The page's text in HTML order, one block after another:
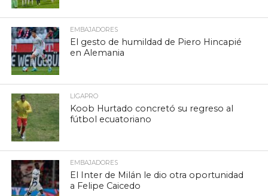
EMBAJADORES
El gesto de humildad de Piero Hincapié
en Alemania
LIGAPRO
Koob Hurtado concretó su regreso al
fútbol ecuatoriano
EMBAJADORES
El Inter de Milán le dio otra oportunidad
a Felipe Caicedo